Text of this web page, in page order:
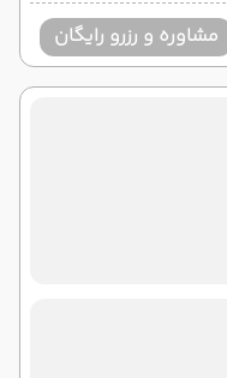
مشاوره و رزرو رایگان